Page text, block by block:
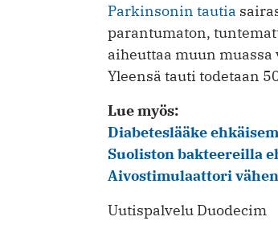
Parkinsonin tautia
parantumaton,
aiheuttaa muun
Yleensä tauti todetaan
Lue myös:
Diabeteslääke
Suoliston bakteereilla
Aivostimulaattori
Uutispalvelu Duodecim